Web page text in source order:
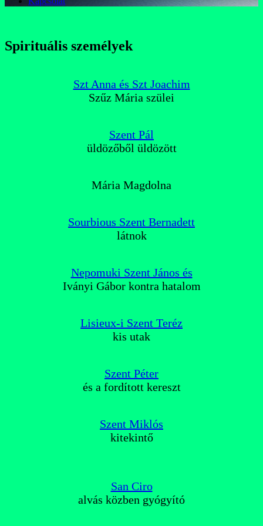
Spirituális személyek
Szt Anna és Szt Joachim
Szűz Mária szülei
Szent Pál
üldözőből üldözött
Mária Magdolna
Sourbious Szent Bernadett
látnok
Nepomuki Szent János és
Iványi Gábor kontra hatalom
Lisieux-i Szent Teréz
kis utak
Szent Péter
és a fordított kereszt
Szent Miklós
kitekintő
San Ciro
alvás közben gyógyító